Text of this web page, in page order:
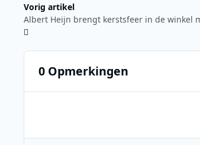
Vorig artikel
0 Opmerkingen